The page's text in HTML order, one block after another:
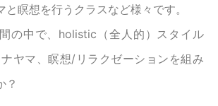
と瞑想を行うクラスなど様々です。
の中で、holistic（全人的）スタイル
ヤマ、瞑想/リラクゼーションを組み
？